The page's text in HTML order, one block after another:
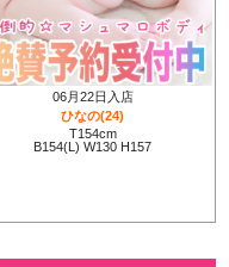
入決定！
可能
06月22日入店
ひなの(24)
T154cm
B154(L) W130 H157